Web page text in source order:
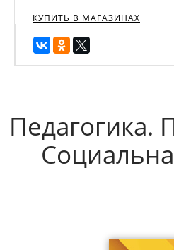
КУПИТЬ В МАГАЗИНАХ
Педагогика.